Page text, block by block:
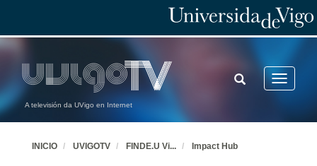
A televisión da UVigo en Internet
Toggle
TOGGLE
SEARCH
INICIO UVIGOTV FINDE.U Vi... Impact Hub